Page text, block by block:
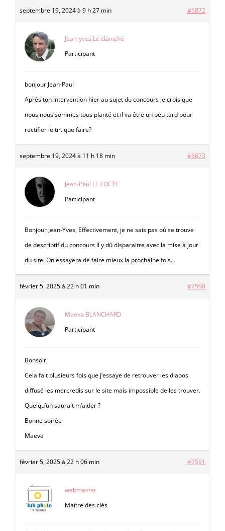
septembre 19, 2024 à 9 h 27 min #6872
Jean-yves Le clainche
Participant
bonjour Jean-Paul
Après ton intervention hier au sujet du concours je crois que
nous nous sommes tous planté et il va être un peu tard pour
rectifier le tir. que faire?
septembre 19, 2024 à 11 h 18 min #6873
Jean-Paul LE LOC’H
Participant
Bonjour Jean-Yves, Effectivement, je ne sais pas où se trouve
de descriptif du concours il y dû disparaitre avec la mise à jour
du site. On essayera de faire mieux la prochaine fois…
février 5, 2025 à 22 h 01 min #7590
Maeva BLANCHARD
Participant
Bonsoir,
Cela fait plusieurs fois que j’essaye de retrouver les diapos
diffusé les mercredis sur le site mais impossible de les trouver.
Quelqu’un saurait m’aider ?
Bonne soirée
Maeva
février 5, 2025 à 22 h 06 min #7591
webmaster
Maître des clés